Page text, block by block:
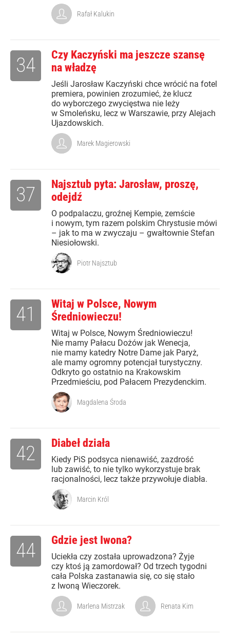
Rafał Kalukin
Czy Kaczyński ma jeszcze szansę
na władzę
Jeśli Jarosław Kaczyński chce wrócić na fotel
premiera, powinien zrozumieć, że klucz
do wyborczego zwycięstwa nie leży
w Smoleńsku, lecz w Warszawie, przy Alejach
Ujazdowskich.
34
Marek Magierowski
Najsztub pyta: Jarosław, proszę,
odejdź
O podpalaczu, groźnej Kempie, zemście
i nowym, tym razem polskim Chrystusie mówi
– jak to ma w zwyczaju – gwałtownie Stefan
Niesiołowski.
37
Piotr Najsztub
Witaj w Polsce, Nowym
Średniowieczu!
Witaj w Polsce, Nowym Średniowieczu!
Nie mamy Pałacu Dożów jak Wenecja,
nie mamy katedry Notre Dame jak Paryż,
ale mamy ogromny potencjał turystyczny.
Odkryto go ostatnio na Krakowskim
Przedmieściu, pod Pałacem Prezydenckim.
41
Magdalena Środa
Diabeł działa
Kiedy PiS podsyca nienawiść, zazdrość
lub zawiść, to nie tylko wykorzystuje brak
racjonalności, lecz także przywołuje diabła.
42
Marcin Król
Gdzie jest Iwona?
Uciekła czy została uprowadzona? Żyje
czy ktoś ją zamordował? Od trzech tygodni
cała Polska zastanawia się, co się stało
z Iwoną Wieczorek.
44
Marlena Mistrzak Renata Kim